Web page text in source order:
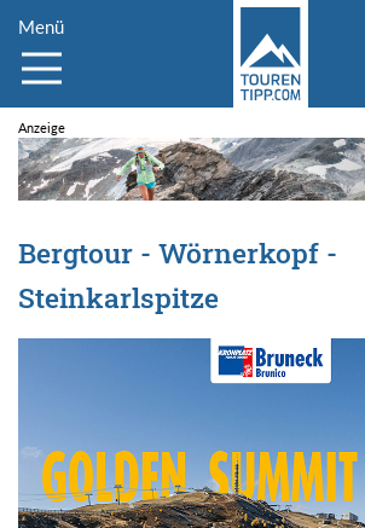
Menü
Bergtour - Wörnerkopf -
Steinkarlspitze